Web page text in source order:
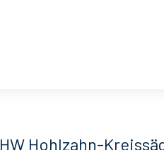
HW Hohlzahn-